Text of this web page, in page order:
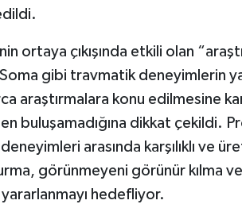
ortaya çıkışında etkili olan
gibi travmatik deneyimlerin
araştırmalara konu edilmesine
buluşamadığına dikkat çekildi.
arasında karşılıklı ve
görünmeyeni görünür kılma
hedefliyor.